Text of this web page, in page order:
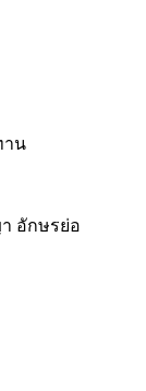
าน
อักษรย่อ